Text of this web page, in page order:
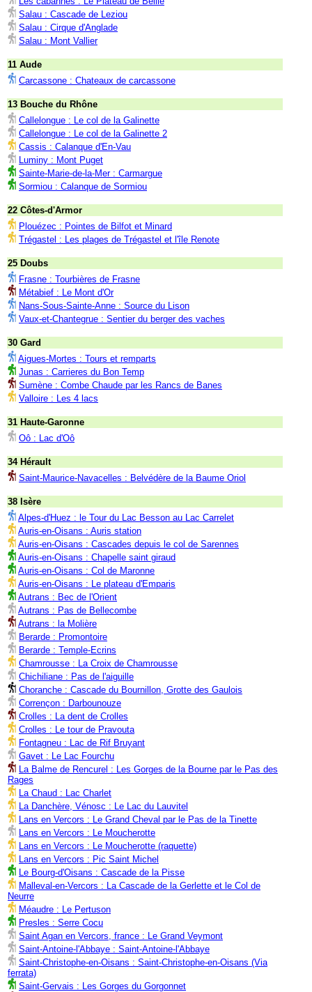
Salau : Cascade de Leziou
Salau : Cirque d'Anglade
Salau : Mont Vallier
11 Aude
Carcassone : Chateaux de carcassone
13 Bouche du Rhône
Callelongue : Le col de la Galinette
Callelongue : Le col de la Galinette 2
Cassis : Calanque d'En-Vau
Luminy : Mont Puget
Sainte-Marie-de-la-Mer : Carmargue
Sormiou : Calanque de Sormiou
22 Côtes-d'Armor
Plouézec : Pointes de Bilfot et Minard
Trégastel : Les plages de Trégastel et l'île Renote
25 Doubs
Frasne : Tourbières de Frasne
Métabief : Le Mont d'Or
Nans-Sous-Sainte-Anne : Source du Lison
Vaux-et-Chantegrue : Sentier du berger des vaches
30 Gard
Aigues-Mortes : Tours et remparts
Junas : Carrieres du Bon Temp
Sumène : Combe Chaude par les Rancs de Banes
Valloire : Les 4 lacs
31 Haute-Garonne
Oô : Lac d'Oô
34 Hérault
Saint-Maurice-Navacelles : Belvédère de la Baume Oriol
38 Isère
Alpes-d'Huez : le Tour du Lac Besson au Lac Carrelet
Auris-en-Oisans : Auris station
Auris-en-Oisans : Cascades depuis le col de Sarennes
Auris-en-Oisans : Chapelle saint giraud
Auris-en-Oisans : Col de Maronne
Auris-en-Oisans : Le plateau d'Emparis
Autrans : Bec de l'Orient
Autrans : Pas de Bellecombe
Autrans : la Molière
Berarde : Promontoire
Berarde : Temple-Ecrins
Chamrousse : La Croix de Chamrousse
Chichiliane : Pas de l'aiguille
Choranche : Cascade du Bournillon, Grotte des Gaulois
Corrençon : Darbounouze
Crolles : La dent de Crolles
Crolles : Le tour de Pravouta
Fontagneu : Lac de Rif Bruyant
Gavet : Le Lac Fourchu
La Balme de Rencurel : Les Gorges de la Bourne par le Pas des
Rages
La Chaud : Lac Charlet
La Danchère, Vénosc : Le Lac du Lauvitel
Lans en Vercors : Le Grand Cheval par le Pas de la Tinette
Lans en Vercors : Le Moucherotte
Lans en Vercors : Le Moucherotte (raquette)
Lans en Vercors : Pic Saint Michel
Le Bourg-d'Oisans : Cascade de la Pisse
Malleval-en-Vercors : La Cascade de la Gerlette et le Col de
Neurre
Méaudre : Le Pertuson
Presles : Serre Cocu
Saint Agan en Vercors, france : Le Grand Veymont
Saint-Antoine-l'Abbaye : Saint-Antoine-l'Abbaye
Saint-Christophe-en-Oisans : Saint-Christophe-en-Oisans (Via
ferrata)
Saint-Gervais : Les Gorges du Gorgonnet